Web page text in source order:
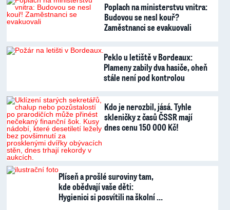
Poplach na ministerstvu vnitra:
Budovou se nesl kouř?
Zaměstnanci se evakuovali
Peklo u letiště v Bordeaux:
Plameny zabily dva hasiče, oheň
stále není pod kontrolou
Kdo je nerozbil, jásá. Tyhle
skleničky z časů ČSSR mají
dnes cenu 150 000 Kč!
Plíseň a prošlé suroviny tam,
kde obědvají vaše děti:
Hygienici si posvítili na školní …